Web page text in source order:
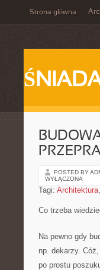
Strona główna
POSTED BY
WYŁĄCZONA
Tagi: Architektura,
Co trzeba
Na pewno gdy
np. dekarzy.
po prostu